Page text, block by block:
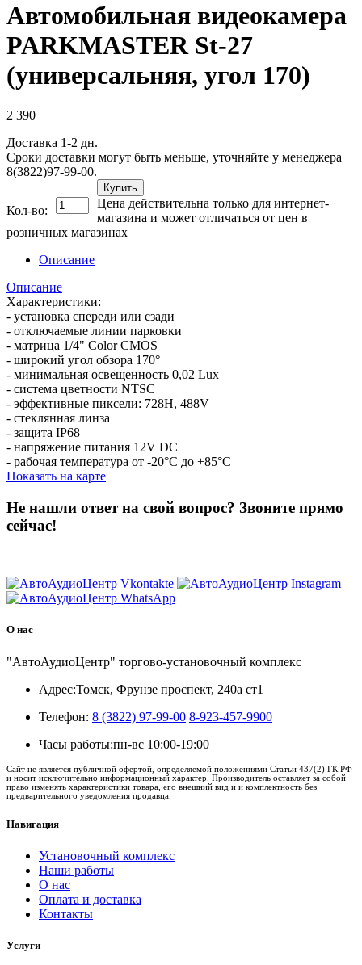
Автомобильная видеокамера
PARKMASTER St-27
(универсальняя, угол 170)
2 390
Доставка 1-2 дн.
Сроки доставки могут быть меньше, уточняйте у менеджера
8(3822)97-99-00.
Кол-во:
Купить
Цена действительна только для интернет-
магазина и может отличаться от цен в
розничных магазинах
Описание
Описание
Характеристики:
- установка спереди или сзади
- отключаемые линии парковки
- матрица 1/4" Color CMOS
- широкий угол обзора 170°
- минимальная освещенность 0,02 Lux
- система цветности NTSC
- эффективные пиксели: 728H, 488V
- стеклянная линза
- защита IP68
- напряжение питания 12V DC
- рабочая температура от -20°С до +85°С
Показать на карте
Не нашли ответ на свой вопрос? Звоните прямо
сейчас!
О нас
"АвтоАудиоЦентр" торгово-установочный комплекс
Адрес:Томск, Фрунзе проспект, 240а ст1
Телефон: 8 (3822) 97-99-00 8-923-457-9900
Часы работы:пн-вс 10:00-19:00
Сайт не является публичной офертой, определяемой положениями Статьи 437(2) ГК РФ
и носит исключительно информационный характер. Производитель оставляет за собой
право изменять характеристики товара, его внешний вид и и комплектность без
предварительного уведомления продавца.
Навигация
Установочный комплекс
Наши работы
О нас
Оплата и доставка
Контакты
Услуги